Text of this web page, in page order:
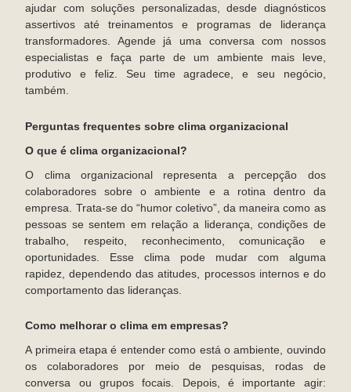
ajudar com soluções personalizadas, desde diagnósticos
assertivos até treinamentos e programas de liderança
transformadores. Agende já uma conversa com nossos
especialistas e faça parte de um ambiente mais leve,
produtivo e feliz. Seu time agradece, e seu negócio,
também.
Perguntas frequentes sobre clima organizacional
O que é clima organizacional?
O clima organizacional representa a percepção dos
colaboradores sobre o ambiente e a rotina dentro da
empresa. Trata-se do “humor coletivo”, da maneira como as
pessoas se sentem em relação a liderança, condições de
trabalho, respeito, reconhecimento, comunicação e
oportunidades. Esse clima pode mudar com alguma
rapidez, dependendo das atitudes, processos internos e do
comportamento das lideranças.
Como melhorar o clima em empresas?
A primeira etapa é entender como está o ambiente, ouvindo
os colaboradores por meio de pesquisas, rodas de
conversa ou grupos focais. Depois, é importante agir: